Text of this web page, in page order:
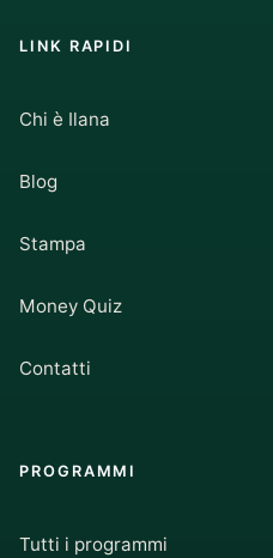
LINK RAPIDI
Chi è Ilana
Blog
Stampa
Money Quiz
Contatti
PROGRAMMI
Tutti i programmi